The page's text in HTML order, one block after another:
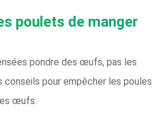
poulets de manger
pondre des œufs, pas les
conseils pour empêcher les poules
œufs.